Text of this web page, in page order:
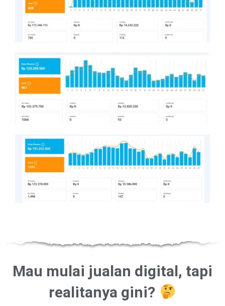
Mau mulai jualan digital, tapi
realitanya gini?